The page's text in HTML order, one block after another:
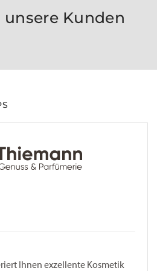
unsere Kunden
Ihnen exzellente Kosmetik